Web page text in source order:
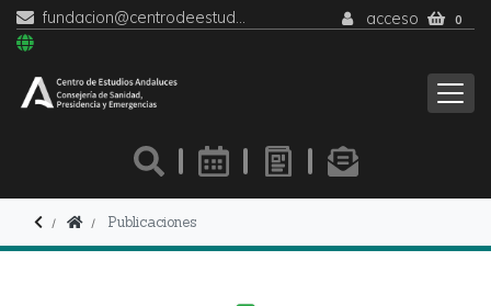
fundacion@centrodeestudiosandaluces.es acceso 0
Publicaciones